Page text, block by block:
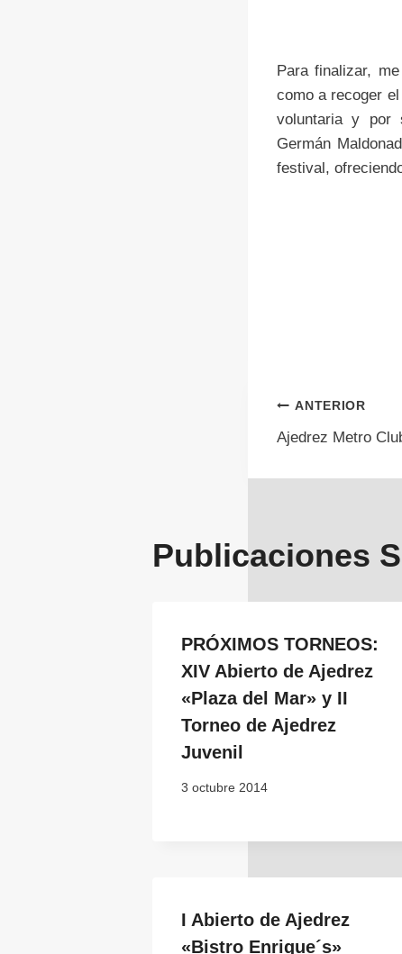
Para finalizar,
como a recoger
voluntaria y por
Germán
festival,
ANTERIOR
Ajedrez Metro
Publicaciones
PRÓXIMOS TORNEOS:
XIV Abierto de Ajedrez
«Plaza del Mar» y II
Torneo de Ajedrez
Juvenil
3 octubre 2014
I Abierto de Ajedrez
«Bistro Enrique´s»